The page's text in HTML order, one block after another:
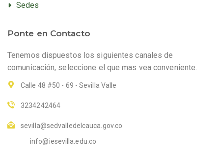
Sedes
Ponte en Contacto
Tenemos dispuestos los siguientes canales de
comunicación, seleccione el que mas vea conveniente.
Calle 48 #50 - 69 - Sevilla Valle
3234242464
sevilla@sedvalledelcauca.gov.co
info@iesevilla.edu.co